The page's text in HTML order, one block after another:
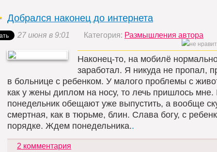
Добрался наконец до интернета
27 июня в 9:01 Категория: Размышления автора
Наконец-то, на мобилё
заработал. Я никуда не пропал,
в больнице с ребенком. У малого проблемы с
как у жены диплом на носу, то лечь пришлось мне.
понедельник обещают уже выпустить, а вообще
смертная, как в тюрьме, блин. Слава богу, с
порядке. Ждем понедельника..
2 комментария